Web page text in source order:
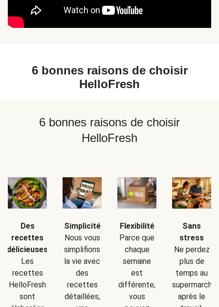
6 bonnes raisons de choisir
HelloFresh
6 bonnes raisons de choisir
HelloFresh
Des
recettes
délicieuses
Les
recettes
HelloFresh
sont
Simplicité
Nous vous
simplifions
la vie avec
des
recettes
détaillées,
Flexibilité
Parce que
chaque
semaine
est
différente,
vous
Sans
stress
Ne perdez
plus de
temps au
supermarché
après le